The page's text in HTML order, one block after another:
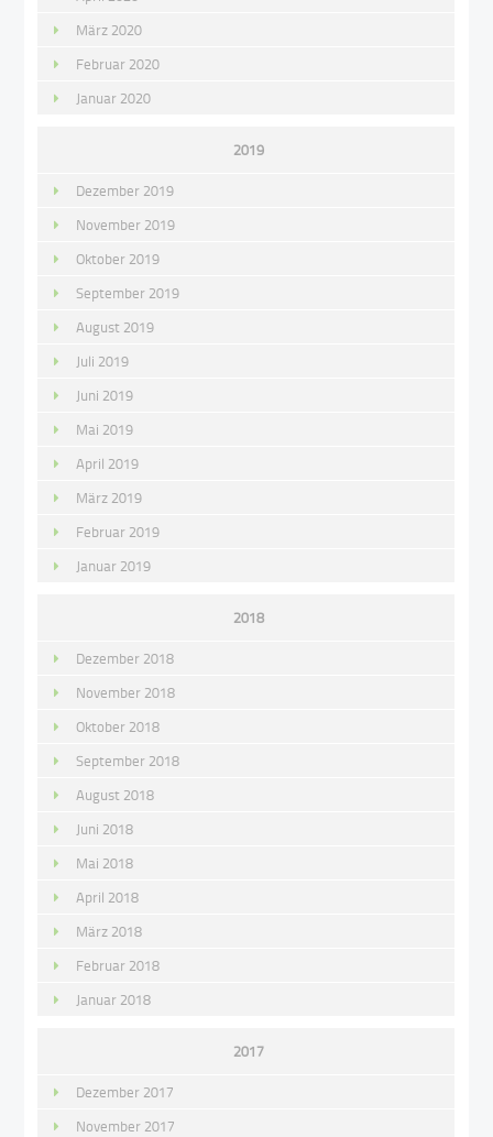
März 2020
Februar 2020
Januar 2020
2019
Dezember 2019
November 2019
Oktober 2019
September 2019
August 2019
Juli 2019
Juni 2019
Mai 2019
April 2019
März 2019
Februar 2019
Januar 2019
2018
Dezember 2018
November 2018
Oktober 2018
September 2018
August 2018
Juni 2018
Mai 2018
April 2018
März 2018
Februar 2018
Januar 2018
2017
Dezember 2017
November 2017